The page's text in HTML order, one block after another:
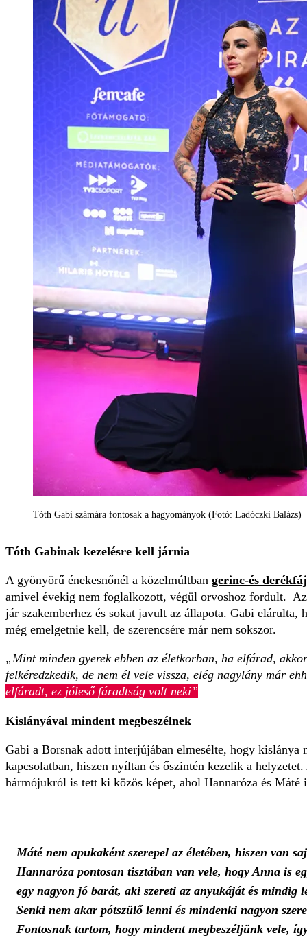
Tóth Gabi számára fontosak a hagyományok (Fotó: Ladóczki Balázs)
Tóth Gabinak kezelésre kell járnia
A gyönyörű énekesnőnél a közelmúltban gerinc-és
amivel évekig nem foglalkozott, végül orvoshoz fordult.
jár szakemberhez és sokat javult az állapota. Gabi elárulta,
még emelgetnie kell, de szerencsére már nem sokszor.
„Mint minden gyerek ebben az életkorban, ha elfárad,
felkéredzkedik, de nem él vele vissza, elég nagylány már
elfáradt, ez jóleső fáradtság volt neki”
Kislányával mindent megbeszélnek
Gabi a Borsnak adott interjújában elmesélte, hogy kislánya
kapcsolatban, hiszen nyíltan és őszintén kezelik a helyzetet.
hármójukról is tett ki közös képet, ahol Hannaróza és Máté
Máté nem apukaként szerepel az életében, hiszen van
Hannaróza pontosan tisztában van vele, hogy Anna is
egy nagyon jó barát, aki szereti az anyukáját és mindig
Senki nem akar pótszülő lenni és mindenki nagyon
Fontosnak tartom, hogy mindent megbeszéljünk vele,